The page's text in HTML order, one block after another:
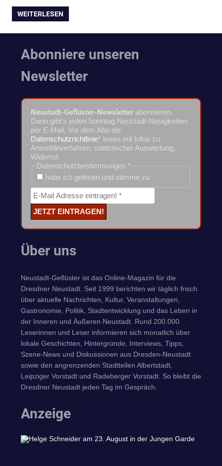
WEITERLESEN
Abonniere unseren
Newsletter
Neustadt-Geflüster-Newsletter abonnieren.
Dann gibt's jeden Sonntag Neustadt-Neuigkeiten
per E-Mail. Vor dem Abo die
Datenschutzrichtlinie* lesen mit Infos zu
Anmeldeverfahren, statistischer Auswertung,
Widerruf.
Datenschutzbestimmungen *
habe ich gelesen und stimme zu
Über uns
Neustadt-Geflüster ist das Online-Magazin für die
Dresdner Neustadt. Seit 1999 berichten wir täglich frisch
über aktuelle Nachrichten, Kultur, Veranstaltungen,
Gastronomie, Politik, Stadtentwicklung und das Leben in
der Inneren und Äußeren Neustadt. Rund 200.000
Leserinnen und Leser informieren sich monatlich über
lokale Geschichten, Hintergründe, Interviews, Tipps,
Szene-News und Diskussionen aus Dresden-Neustadt
sowie den angrenzenden Stadtteilen Albertstadt,
Leipziger Vorstadt und Radeberger Vorstadt. So bleibt die
Dresdner Neustadt jeden Tag im Gespräch.
Anzeige